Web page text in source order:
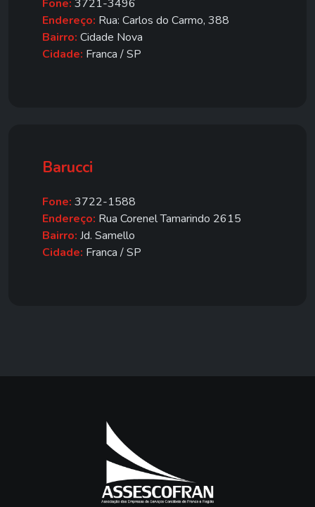
Fone: 3721-3496
Endereço: Rua: Carlos do Carmo, 388
Bairro: Cidade Nova
Cidade: Franca / SP
Barucci
Fone: 3722-1588
Endereço: Rua Corenel Tamarindo 2615
Bairro: Jd. Samello
Cidade: Franca / SP